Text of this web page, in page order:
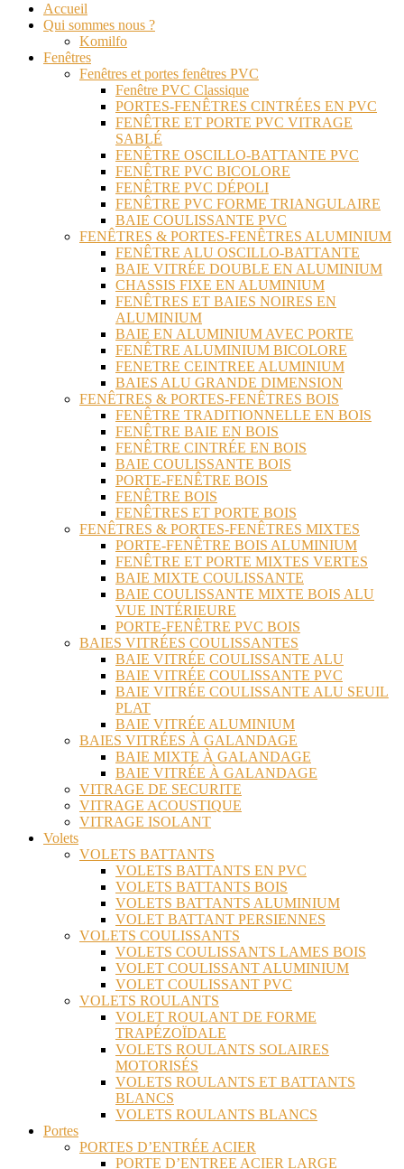
Accueil
Qui sommes nous ?
Komilfo
Fenêtres
Fenêtres et portes fenêtres PVC
Fenêtre PVC Classique
PORTES-FENÊTRES CINTRÉES EN PVC
FENÊTRE ET PORTE PVC VITRAGE
SABLÉ
FENÊTRE OSCILLO-BATTANTE PVC
FENÊTRE PVC BICOLORE
FENÊTRE PVC DÉPOLI
FENÊTRE PVC FORME TRIANGULAIRE
BAIE COULISSANTE PVC
FENÊTRES & PORTES-FENÊTRES ALUMINIUM
FENÊTRE ALU OSCILLO-BATTANTE
BAIE VITRÉE DOUBLE EN ALUMINIUM
CHASSIS FIXE EN ALUMINIUM
FENÊTRES ET BAIES NOIRES EN
ALUMINIUM
BAIE EN ALUMINIUM AVEC PORTE
FENÊTRE ALUMINIUM BICOLORE
FENETRE CEINTREE ALUMINIUM
BAIES ALU GRANDE DIMENSION
FENÊTRES & PORTES-FENÊTRES BOIS
FENÊTRE TRADITIONNELLE EN BOIS
FENÊTRE BAIE EN BOIS
FENÊTRE CINTRÉE EN BOIS
BAIE COULISSANTE BOIS
PORTE-FENÊTRE BOIS
FENÊTRE BOIS
FENÊTRES ET PORTE BOIS
FENÊTRES & PORTES-FENÊTRES MIXTES
PORTE-FENÊTRE BOIS ALUMINIUM
FENÊTRE ET PORTE MIXTES VERTES
BAIE MIXTE COULISSANTE
BAIE COULISSANTE MIXTE BOIS ALU
VUE INTÉRIEURE
PORTE-FENÊTRE PVC BOIS
BAIES VITRÉES COULISSANTES
BAIE VITRÉE COULISSANTE ALU
BAIE VITRÉE COULISSANTE PVC
BAIE VITRÉE COULISSANTE ALU SEUIL
PLAT
BAIE VITRÉE ALUMINIUM
BAIES VITRÉES À GALANDAGE
BAIE MIXTE À GALANDAGE
BAIE VITRÉE À GALANDAGE
VITRAGE DE SECURITE
VITRAGE ACOUSTIQUE
VITRAGE ISOLANT
Volets
VOLETS BATTANTS
VOLETS BATTANTS EN PVC
VOLETS BATTANTS BOIS
VOLETS BATTANTS ALUMINIUM
VOLET BATTANT PERSIENNES
VOLETS COULISSANTS
VOLETS COULISSANTS LAMES BOIS
VOLET COULISSANT ALUMINIUM
VOLET COULISSANT PVC
VOLETS ROULANTS
VOLET ROULANT DE FORME
TRAPÉZOÏDALE
VOLETS ROULANTS SOLAIRES
MOTORISÉS
VOLETS ROULANTS ET BATTANTS
BLANCS
VOLETS ROULANTS BLANCS
Portes
PORTES D’ENTRÉE ACIER
PORTE D’ENTREE ACIER LARGE